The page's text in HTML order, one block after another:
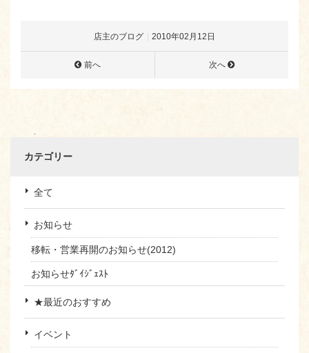
店主のブログ 2010年02月12日
前へ 次へ
カテゴリー
全て
お知らせ
移転・営業再開のお知らせ(2012)
お知らせﾀﾞｲｼﾞｪｽﾄ
★最近のおすすめ
イベント